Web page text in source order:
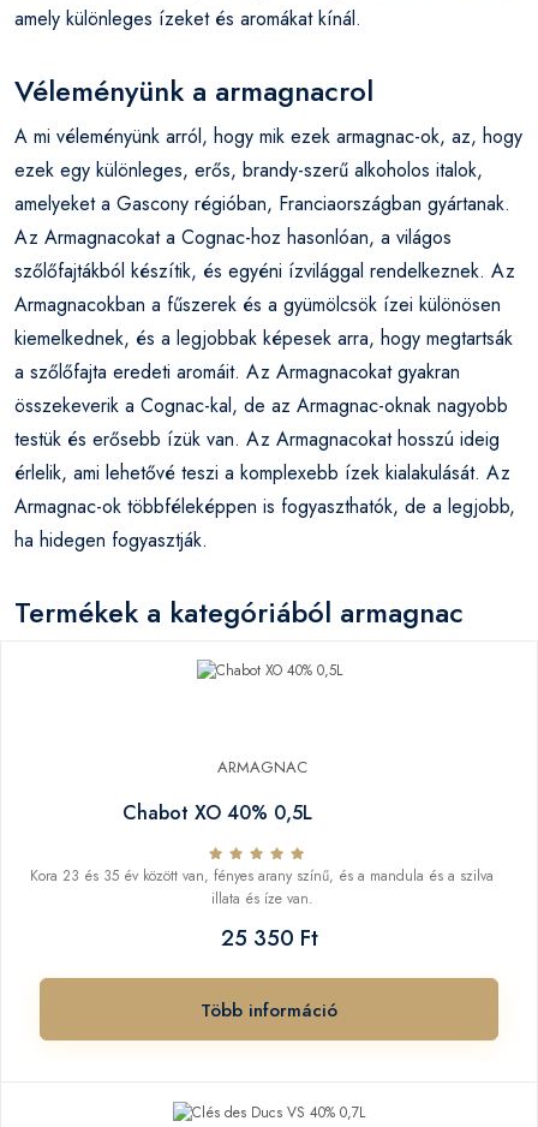
amely különleges ízeket és aromákat kínál.
Véleményünk a armagnacrol
A mi véleményünk arról, hogy mik ezek armagnac-ok, az, hogy
ezek egy különleges, erős, brandy-szerű alkoholos italok,
amelyeket a Gascony régióban, Franciaországban gyártanak.
Az Armagnacokat a Cognac-hoz hasonlóan, a világos
szőlőfajtákból készítik, és egyéni ízvilággal rendelkeznek. Az
Armagnacokban a fűszerek és a gyümölcsök ízei különösen
kiemelkednek, és a legjobbak képesek arra, hogy megtartsák
a szőlőfajta eredeti aromáit. Az Armagnacokat gyakran
összekeverik a Cognac-kal, de az Armagnac-oknak nagyobb
testük és erősebb ízük van. Az Armagnacokat hosszú ideig
érlelik, ami lehetővé teszi a komplexebb ízek kialakulását. Az
Armagnac-ok többféleképpen is fogyaszthatók, de a legjobb,
ha hidegen fogyasztják.
Termékek a kategóriából armagnac
ARMAGNAC
Chabot XO 40% 0,5L
Kora 23 és 35 év között van, fényes arany színű, és a mandula és a szilva
illata és íze van.
25 350 Ft
Több információ